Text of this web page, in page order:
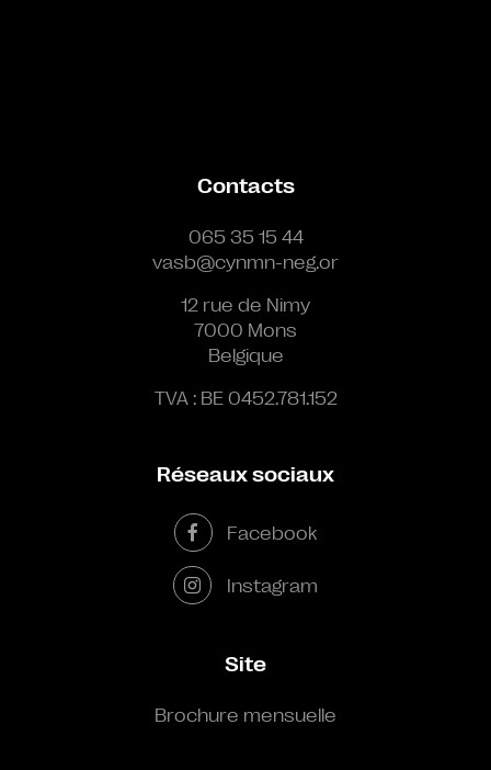
Contacts
065 35 15 44
vasb@cynmn-neg.or
12 rue de Nimy
7000 Mons
Belgique
TVA : BE 0452.781.152
Réseaux sociaux
Facebook
Instagram
Site
Brochure mensuelle